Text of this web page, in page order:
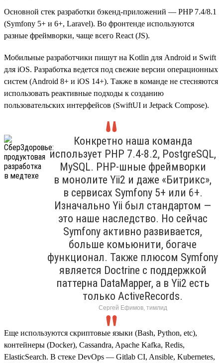
Основной стек разработки бэкенд-приложений — PHP 7.4/8.1
(Symfony 5+ и 6+, Laravel). Во фронтенде используются
разные фреймворки, чаще всего React (JS).
Мобильные разработчики пишут на Kotlin для Android и Swift
для iOS. Разработка ведется под свежие версии операционных
систем (Android 8+ и iOS 14+). Также в команде не стесняются
использовать реактивные подходы к созданию
пользовательских интерфейсов (SwiftUI и Jetpack Compose).
Конкретно наша команда
использует PHP 7.4‑8.2, PostgreSQL,
MySQL. PHP-шные фреймворки
в монолите Yii2 и даже «Битрикс»,
в сервисах Symfony 5+ или 6+.
Изначально Yii был стандартом —
это наше наследство. Но сейчас
Symfony активно развивается,
больше комьюнити, богаче
функционал. Также плюсом Symfony
является Doctrine с поддержкой
паттерна DataMapper, а в Yii2 есть
только ActiveRecords.
Сергей Ефимов, тимлид
Еще используются скриптовые языки (Bash, Python, etc),
контейнеры (Docker), Cassandra, Apache Kafka, Redis,
ElasticSearch. В стеке DevOps — Gitlab CI, Ansible, Kubernetes,